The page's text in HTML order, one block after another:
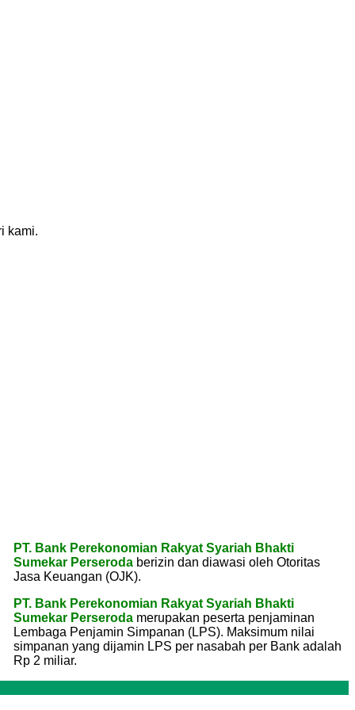
kami.
PT. Bank Perekonomian Rakyat Syariah Bhakti
Sumekar Perseroda berizin dan diawasi oleh Otoritas
Jasa Keuangan (OJK).
PT. Bank Perekonomian Rakyat Syariah Bhakti
Sumekar Perseroda merupakan peserta penjaminan
Lembaga Penjamin Simpanan (LPS). Maksimum nilai
simpanan yang dijamin LPS per nasabah per Bank adalah
Rp 2 miliar.